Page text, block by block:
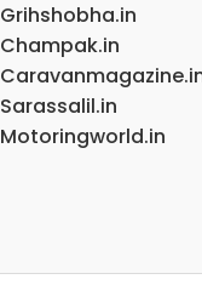
Grihshobha.in
Champak.in
Sarassalil.in
Motoringworld.in